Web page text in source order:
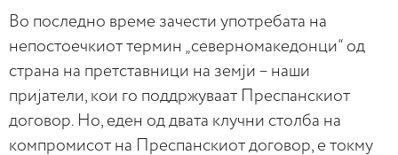
Во последно време зачести употребата на
непостоечкиот термин „северномакедонци“ од
страна на претставници на земји – наши
пријатели, кои го поддржуваат Преспанскиот
договор. Но, еден од двата клучни столба на
компромисот на Преспанскиот договор, е токму